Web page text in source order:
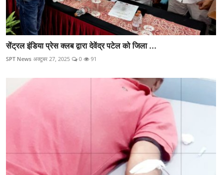
सेंट्रल इंडिया प्रेस क्लब द्वारा देवेंद्र पटेल को जिला ...
SPT News अक्टूबर 27, 2025 0 91